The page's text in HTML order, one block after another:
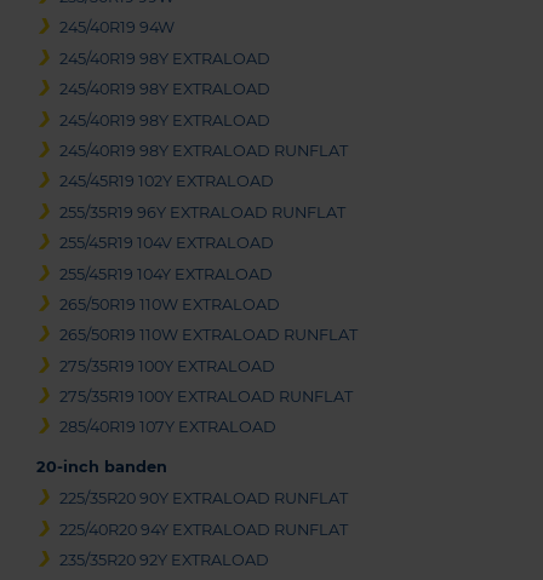
245/40R19 94W
245/40R19 98Y EXTRALOAD
245/40R19 98Y EXTRALOAD
245/40R19 98Y EXTRALOAD
245/40R19 98Y EXTRALOAD RUNFLAT
245/45R19 102Y EXTRALOAD
255/35R19 96Y EXTRALOAD RUNFLAT
255/45R19 104V EXTRALOAD
255/45R19 104Y EXTRALOAD
265/50R19 110W EXTRALOAD
265/50R19 110W EXTRALOAD RUNFLAT
275/35R19 100Y EXTRALOAD
275/35R19 100Y EXTRALOAD RUNFLAT
285/40R19 107Y EXTRALOAD
20-inch banden
225/35R20 90Y EXTRALOAD RUNFLAT
225/40R20 94Y EXTRALOAD RUNFLAT
235/35R20 92Y EXTRALOAD